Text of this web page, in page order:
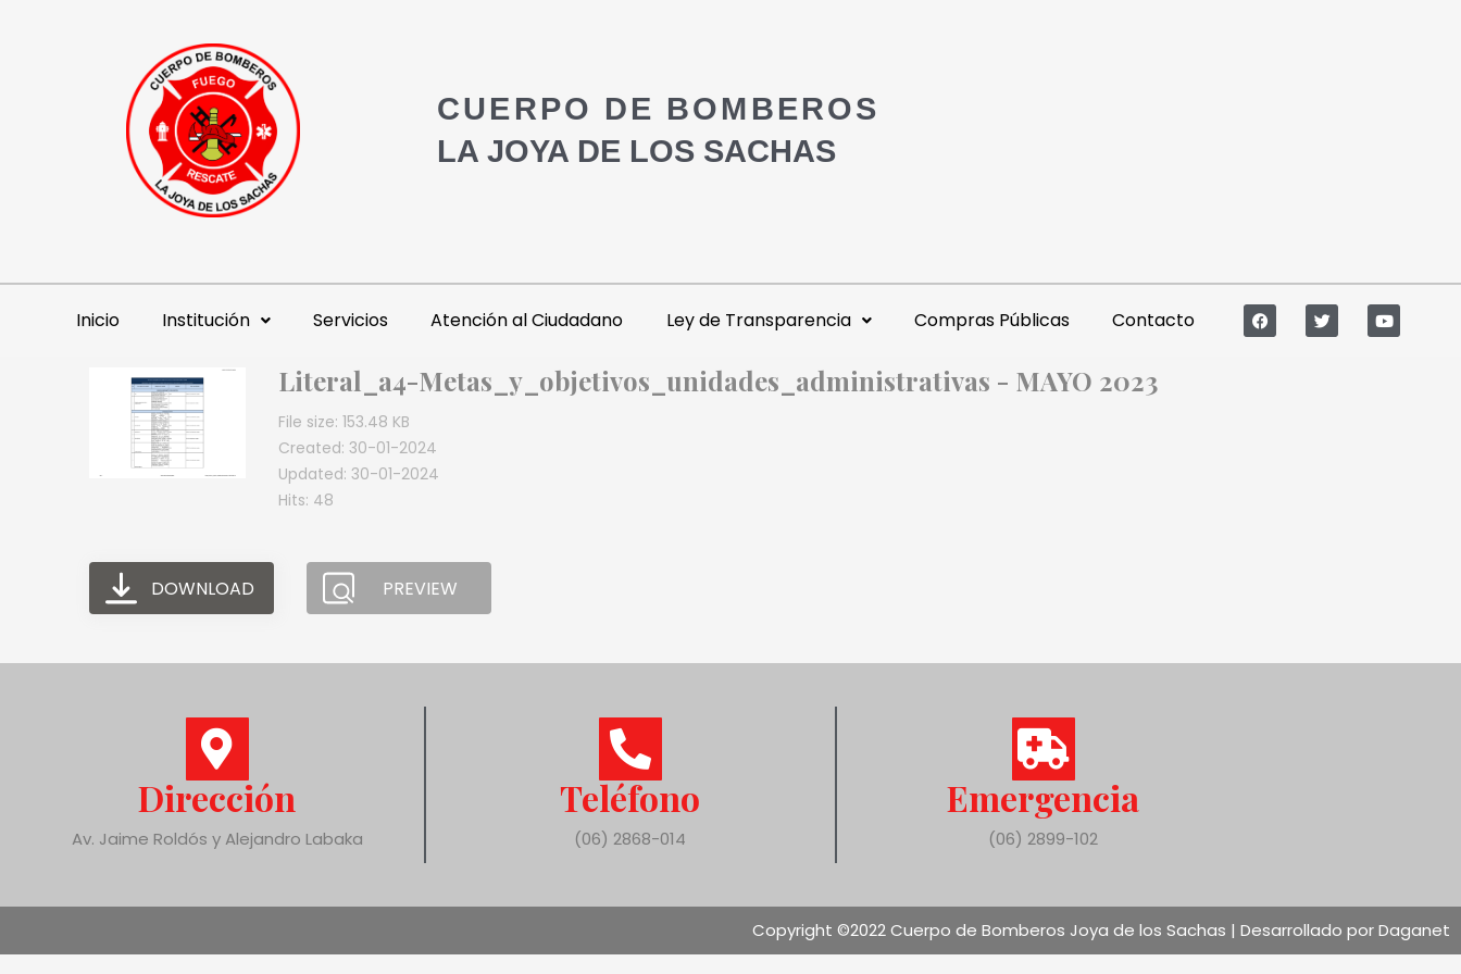
CUERPO DE BOMBEROS
LA JOYA DE LOS SACHAS
Inicio Institución Servicios Atención al Ciudadano Ley de Transparencia Compras Públicas Contacto
Literal_a4-Metas_y_objetivos_unidades_administrativas - MAYO 2023
File size: 153.48 KB
Created: 30-01-2024
Updated: 30-01-2024
Hits: 48
DOWNLOAD PREVIEW
Dirección
Av. Jaime Roldós y Alejandro Labaka
Teléfono
(06) 2868-014
Emergencia
(06) 2899-102
Copyright ©2022 Cuerpo de Bomberos Joya de los Sachas | Desarrollado por Daganet